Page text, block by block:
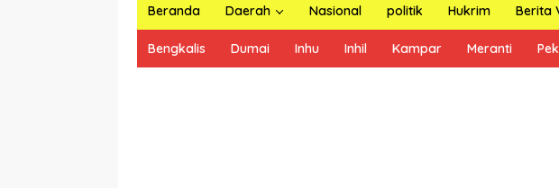
Beranda Daerah Nasional politik Hukrim Berita
Bengkalis Dumai Inhu Inhil Kampar Meranti